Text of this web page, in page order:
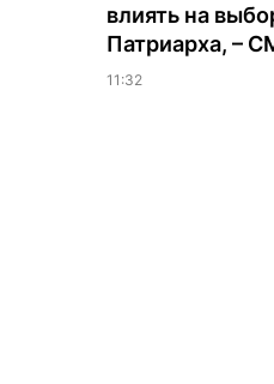
влиять на
Патриарха, –
11:32